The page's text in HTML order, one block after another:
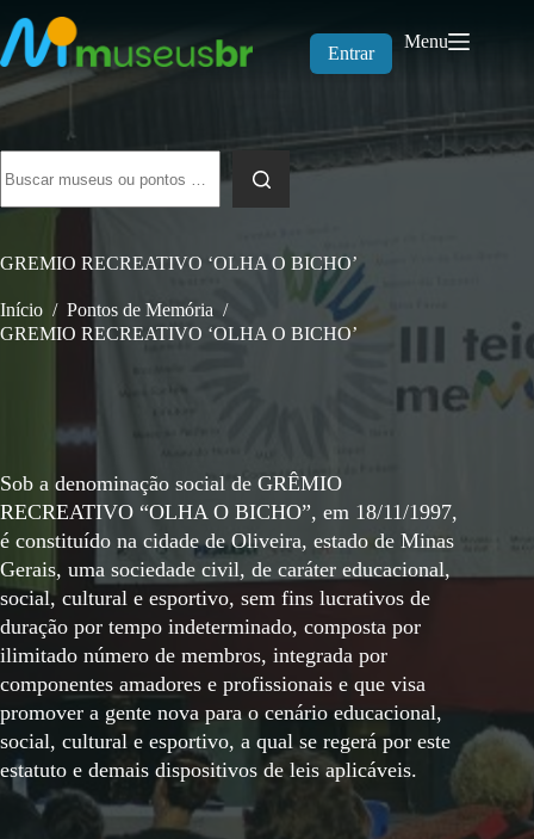
para
o
conteúdo
Entrar
Menu
resultados
GREMIO RECREATIVO ‘OLHA O BICHO’
Início / Pontos de Memória /
GREMIO RECREATIVO ‘OLHA O BICHO’
Sob a denominação social de GRÊMIO
RECREATIVO “OLHA O BICHO”, em 18/11/1997,
é constituído na cidade de Oliveira, estado de Minas
Gerais, uma sociedade civil, de caráter educacional,
social, cultural e esportivo, sem fins lucrativos de
duração por tempo indeterminado, composta por
ilimitado número de membros, integrada por
componentes amadores e profissionais e que visa
promover a gente nova para o cenário educacional,
social, cultural e esportivo, a qual se regerá por este
estatuto e demais dispositivos de leis aplicáveis.